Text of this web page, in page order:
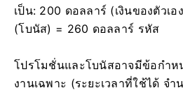
เป็น: 200 ดอลลาร์ (เงินของตัวเ
(โบนัส) = 260 ดอลลาร์ รหัส
โปรโมชั่นและโบนัสอาจมีข้อกำห
งานเฉพาะ (ระยะเวลาที่ใช้ได้ จำ